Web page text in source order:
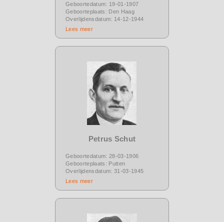
Geboortedatum: 19-01-1907
Geboorteplaats: Den Haag
Overlijdensdatum: 14-12-1944
Lees meer
Petrus Schut
Geboortedatum: 28-03-1906
Geboorteplaats: Putten
Overlijdensdatum: 31-03-1945
Lees meer